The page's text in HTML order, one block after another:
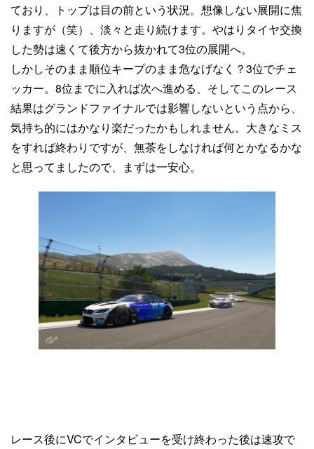
ており、トップは目の前という状況。想像しない展開に焦
りますが（笑）、淡々と走り続けます。やはりタイヤ交換
した勢は速くて後方から抜かれて3位の展開へ。
しかしそのまま順位キープのまま危なげなく？3位でチェ
ッカー。8位までに入れば次へ進める、そしてこのレース
結果はグランドファイナルでは影響しないという点から、
気持ち的にはかなり楽だったかもしれません。大きなミス
をすれば終わりですが、無茶をしなければ何とかなるかな
と思ってましたので、まずは一安心。
レース後にVCでインタビューを受け終わった後は速攻で